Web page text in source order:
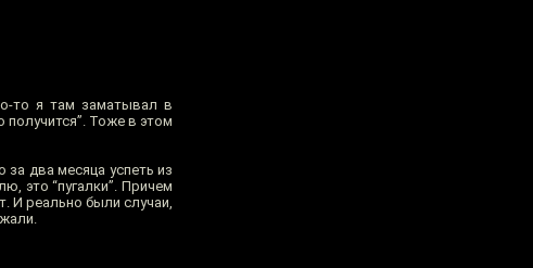
то я там заматывал в
Тоже в этом
за два месяца успеть из
это “пугалки”. Причем
И реально были случаи,